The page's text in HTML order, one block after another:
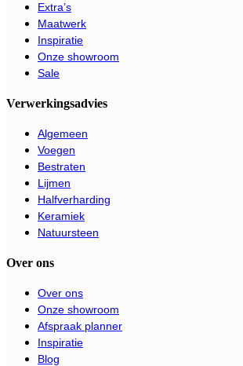
Extra’s
Maatwerk
Inspiratie
Onze showroom
Sale
Verwerkingsadvies
Algemeen
Voegen
Bestraten
Lijmen
Halfverharding
Keramiek
Natuursteen
Over ons
Over ons
Onze showroom
Afspraak planner
Inspiratie
Blog